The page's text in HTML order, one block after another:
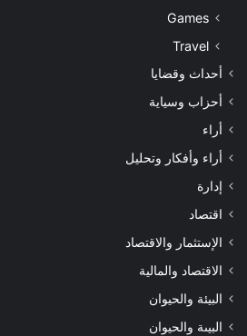
Games
Travel
أحداث وقضايا
أحزاب وسياية
أراء
أراء وأفكار وتحليل
إدارة
اقتصاد
الإستثمار والاقتصاد
الاقتصاد والمالية
البيئة والحيوان
البيىة والحيوان